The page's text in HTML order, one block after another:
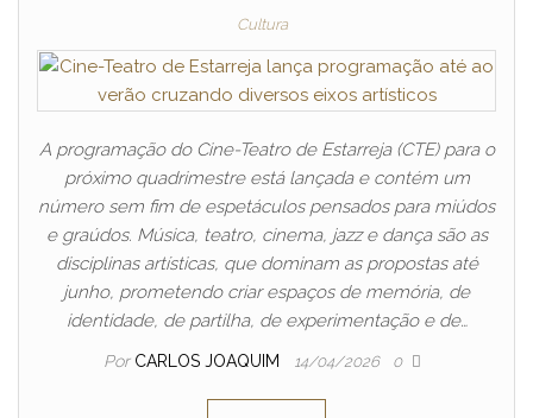
Cultura
A programação do Cine-Teatro de Estarreja (CTE) para o
próximo quadrimestre está lançada e contém um
número sem fim de espetáculos pensados para miúdos
e graúdos. Música, teatro, cinema, jazz e dança são as
disciplinas artísticas, que dominam as propostas até
junho, prometendo criar espaços de memória, de
identidade, de partilha, de experimentação e de…
Por CARLOS JOAQUIM 14/04/2026 0